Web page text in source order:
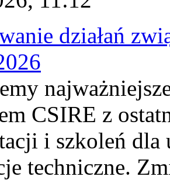
działań
CSIRE z
i szkoleń
techniczne.